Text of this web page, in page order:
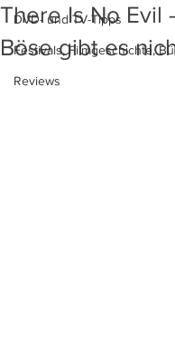
DVD- und TV-Tipps
Festivals, Filmgeschichte,
Reviews
There Is No Evil
Böse gibt es